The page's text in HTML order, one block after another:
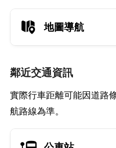
地圖導航
鄰近交通資訊
實際行車距離可能因道路
航路線為準。